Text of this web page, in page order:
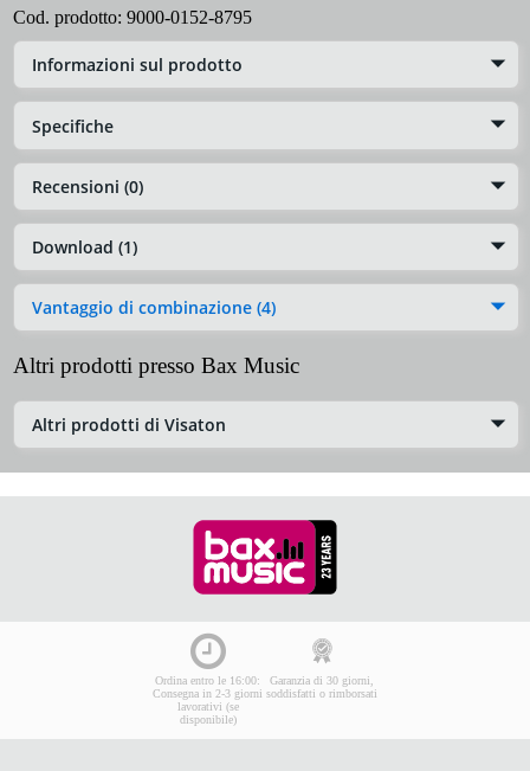
Cod. prodotto: 9000-0152-8795
Informazioni sul prodotto
Specifiche
Recensioni (0)
Download (1)
Vantaggio di combinazione (4)
Altri prodotti presso Bax Music
Altri prodotti di Visaton
Ordina entro le 16:00:
Consegna in 2-3 giorni
lavorativi (se
disponibile)
Garanzia di 30 giorni,
soddisfatti o rimborsati